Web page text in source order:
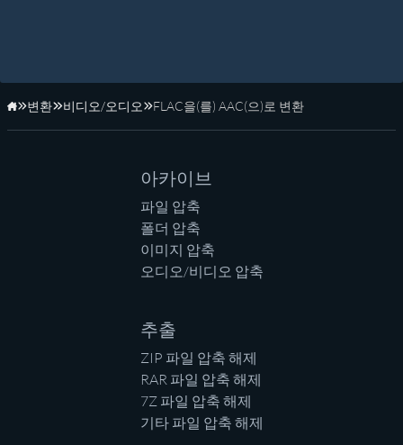
홈페이지
변환 비디오/오디오 FLAC을(를) AAC(으)로 변환
아카이브
파일 압축
폴더 압축
이미지 압축
오디오/비디오 압축
추출
ZIP 파일 압축 해제
RAR 파일 압축 해제
7Z 파일 압축 해제
기타 파일 압축 해제